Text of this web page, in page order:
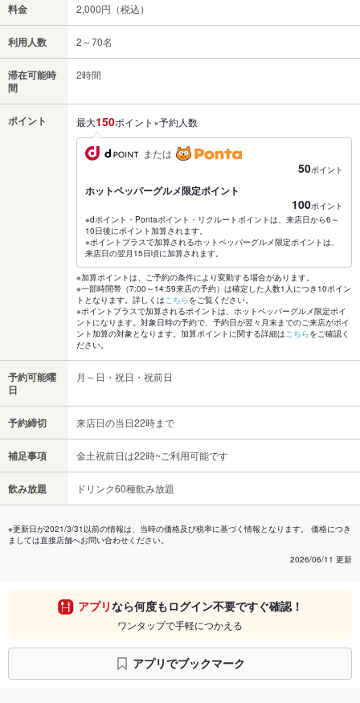
料金 2,000円（税込）
利用人数 2～70名
滞在可能時
間
2時間
ポイント 最大150ポイント×予約人数
または
50ポイント
ホットペッパーグルメ限定ポイント
100ポイント
※dポイント・Pontaポイント・リクルートポイントは、来店日から6～
10日後にポイント加算されます。
※ポイントプラスで加算されるホットペッパーグルメ限定ポイントは、
来店日の翌月15日頃に加算されます。
※加算ポイントは、ご予約の条件により変動する場合があります。
※一部時間帯（7:00～14:59来店の予約）は確定した人数1人につき10ポイン
トとなります。詳しくはこちらをご覧ください。
※ポイントプラスで加算されるポイントは、ホットペッパーグルメ限定ポイ
ントになります。対象日時の予約で、予約日が翌々月末までのご来店がポイ
ント加算の対象となります。加算ポイントに関する詳細はこちらをご確認く
ださい。
予約可能曜
日
月～日・祝日・祝前日
予約締切 来店日の当日22時まで
補足事項 金土祝前日は22時~ご利用可能です
飲み放題 ドリンク60種飲み放題
※更新日が2021/3/31以前の情報は、当時の価格及び税率に基づく情報となります。 価格につき
ましては直接店舗へお問い合わせください。
2026/06/11 更新
アプリなら何度もログイン不要ですぐ確認！
ワンタップで手軽につかえる
アプリでブックマーク